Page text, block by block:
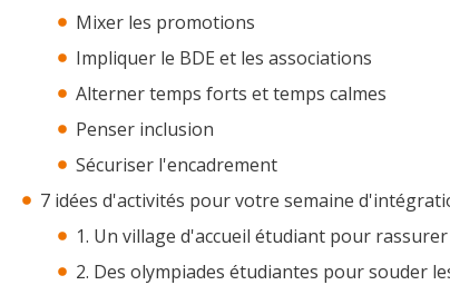
Mixer les promotions
Impliquer le BDE et les associations
Alterner temps forts et temps calmes
Penser inclusion
Sécuriser l'encadrement
7 idées d'activités pour votre semaine
1. Un village d'accueil étudiant pour
2. Des olympiades étudiantes pour souder